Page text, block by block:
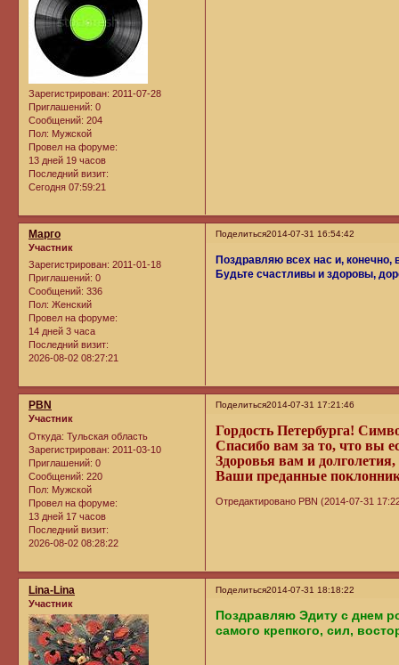
Зарегистрирован: 2011-07-28
Приглашений: 0
Сообщений: 204
Пол: Мужской
Провел на форуме:
13 дней 19 часов
Последний визит:
Сегодня 07:59:21
Поделиться2014-07-31 16:54:42
Марго
Участник
Зарегистрирован: 2011-01-18
Приглашений: 0
Сообщений: 336
Пол: Женский
Провел на форуме:
14 дней 3 часа
Последний визит:
2026-08-02 08:27:21
Поздравляю всех нас и, конечно,
Будьте счастливы и здоровы,
Поделиться2014-07-31 17:21:46
PBN
Участник
Откуда: Тульская область
Зарегистрирован: 2011-03-10
Приглашений: 0
Сообщений: 220
Пол: Мужской
Провел на форуме:
13 дней 17 часов
Последний визит:
2026-08-02 08:28:22
Гордость Петербурга!
Спасибо вам за то, что вы
Здоровья вам и
Ваши преданные
Отредактировано PBN (2014-07-31
Поделиться2014-07-31 18:18:22
Lina-Lina
Участник
Поздравляю Эдиту с днем
самого крепкого, сил,